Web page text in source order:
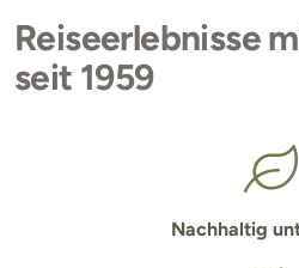
Reiseerlebnisse
seit 1959
Nachhaltig